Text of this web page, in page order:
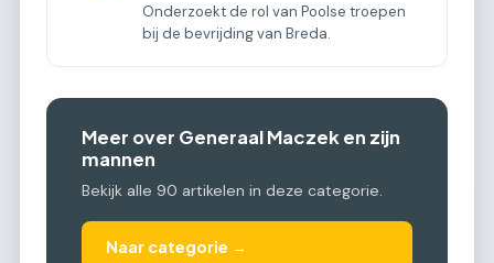
Onderzoekt de rol van Poolse troepen
bij de bevrijding van Breda.
Meer over Generaal Maczek en zijn
mannen
Bekijk alle 90 artikelen in deze categorie.
Naar categorie →